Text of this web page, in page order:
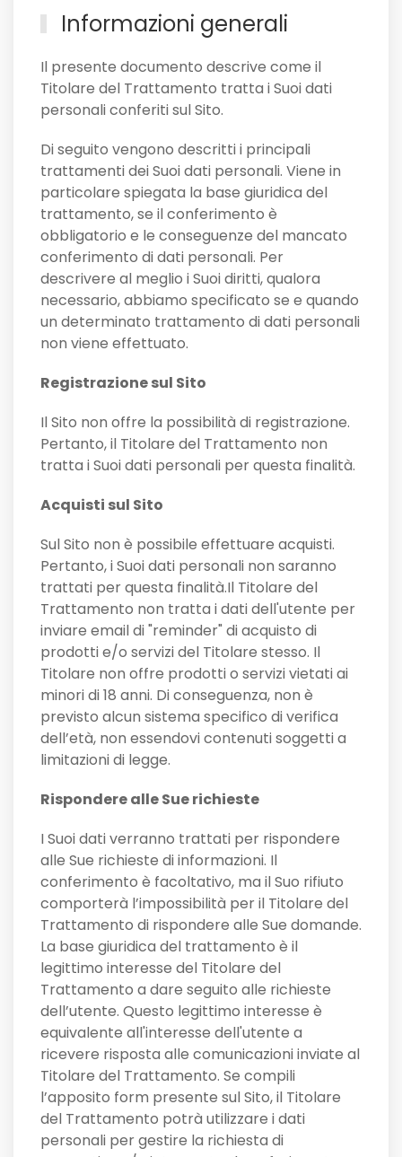
Informazioni generali
Il presente documento descrive come il
Titolare del Trattamento tratta i Suoi dati
personali conferiti sul Sito.
Di seguito vengono descritti i principali
trattamenti dei Suoi dati personali. Viene in
particolare spiegata la base giuridica del
trattamento, se il conferimento è
obbligatorio e le conseguenze del mancato
conferimento di dati personali. Per
descrivere al meglio i Suoi diritti, qualora
necessario, abbiamo specificato se e quando
un determinato trattamento di dati personali
non viene effettuato.
Registrazione sul Sito
Il Sito non offre la possibilità di registrazione.
Pertanto, il Titolare del Trattamento non
tratta i Suoi dati personali per questa finalità.
Acquisti sul Sito
Sul Sito non è possibile effettuare acquisti.
Pertanto, i Suoi dati personali non saranno
trattati per questa finalità.Il Titolare del
Trattamento non tratta i dati dell'utente per
inviare email di "reminder" di acquisto di
prodotti e/o servizi del Titolare stesso. Il
Titolare non offre prodotti o servizi vietati ai
minori di 18 anni. Di conseguenza, non è
previsto alcun sistema specifico di verifica
dell’età, non essendovi contenuti soggetti a
limitazioni di legge.
Rispondere alle Sue richieste
I Suoi dati verranno trattati per rispondere
alle Sue richieste di informazioni. Il
conferimento è facoltativo, ma il Suo rifiuto
comporterà l’impossibilità per il Titolare del
Trattamento di rispondere alle Sue domande.
La base giuridica del trattamento è il
legittimo interesse del Titolare del
Trattamento a dare seguito alle richieste
dell’utente. Questo legittimo interesse è
equivalente all'interesse dell'utente a
ricevere risposta alle comunicazioni inviate al
Titolare del Trattamento. Se compili
l’apposito form presente sul Sito, il Titolare
del Trattamento potrà utilizzare i dati
personali per gestire la richiesta di